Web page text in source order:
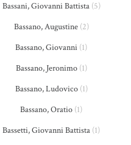
Bassani, Giovanni Battista(5)
Bassano, Augustine(2)
Bassano, Giovanni (1)
Bassano, Jeronimo(1)
Bassano, Ludovico(1)
Bassano, Oratio (1)
Bassetti, Giovanni Battista (1)